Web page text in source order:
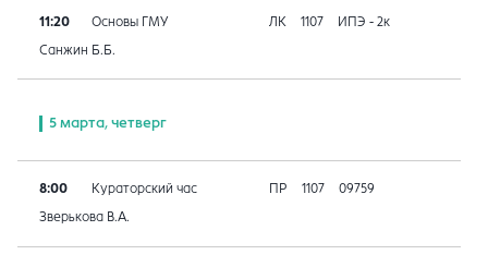
11:20 Основы ГМУ ЛК 1107 ИПЭ - 2к
Санжин Б.Б.
5 марта, четверг
8:00 Кураторский час ПР 1107 09759
Зверькова В.А.